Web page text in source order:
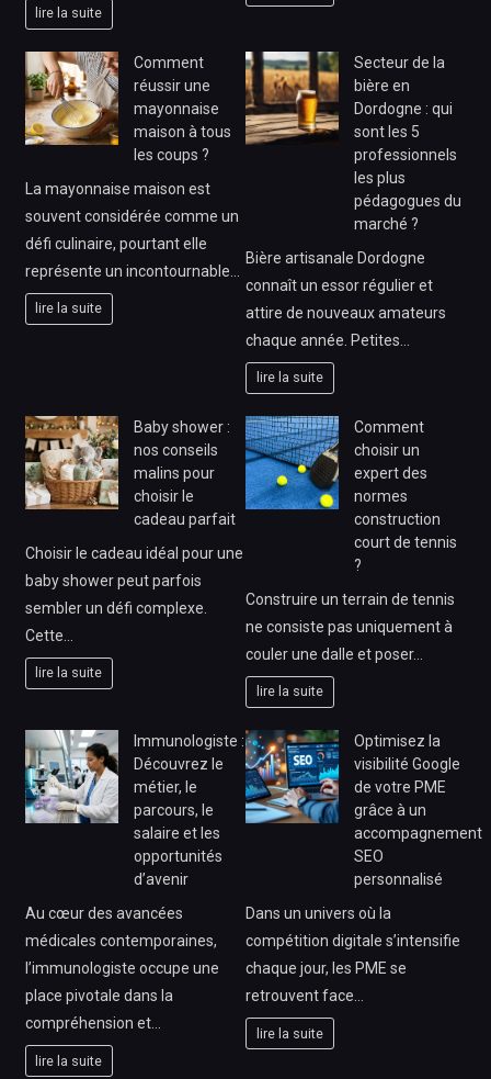
lire la suite
Comment
réussir une
mayonnaise
maison à tous
les coups ?
La mayonnaise maison est
souvent considérée comme un
défi culinaire, pourtant elle
représente un incontournable…
lire la suite
Secteur de la
bière en
Dordogne : qui
sont les 5
professionnels
les plus
pédagogues du
marché ?
Bière artisanale Dordogne
connaît un essor régulier et
attire de nouveaux amateurs
chaque année. Petites…
lire la suite
Baby shower :
nos conseils
malins pour
choisir le
cadeau parfait
Choisir le cadeau idéal pour une
baby shower peut parfois
sembler un défi complexe.
Cette…
lire la suite
Comment
choisir un
expert des
normes
construction
court de tennis
?
Construire un terrain de tennis
ne consiste pas uniquement à
couler une dalle et poser…
lire la suite
Immunologiste :
Découvrez le
métier, le
parcours, le
salaire et les
opportunités
d’avenir
Au cœur des avancées
médicales contemporaines,
l’immunologiste occupe une
place pivotale dans la
compréhension et…
lire la suite
Optimisez la
visibilité Google
de votre PME
grâce à un
accompagnement
SEO
personnalisé
Dans un univers où la
compétition digitale s’intensifie
chaque jour, les PME se
retrouvent face…
lire la suite